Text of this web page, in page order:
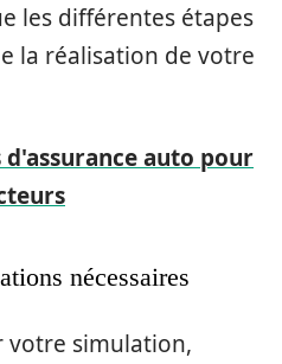
les différentes étapes
la réalisation de votre
d'assurance auto pour
nécessaires
votre simulation,